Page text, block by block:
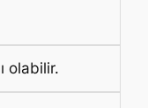
olabilir.